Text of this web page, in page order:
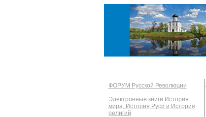
ФОРУМ Русской Революции
Электронные книги История
мира, История Руси и История
религий